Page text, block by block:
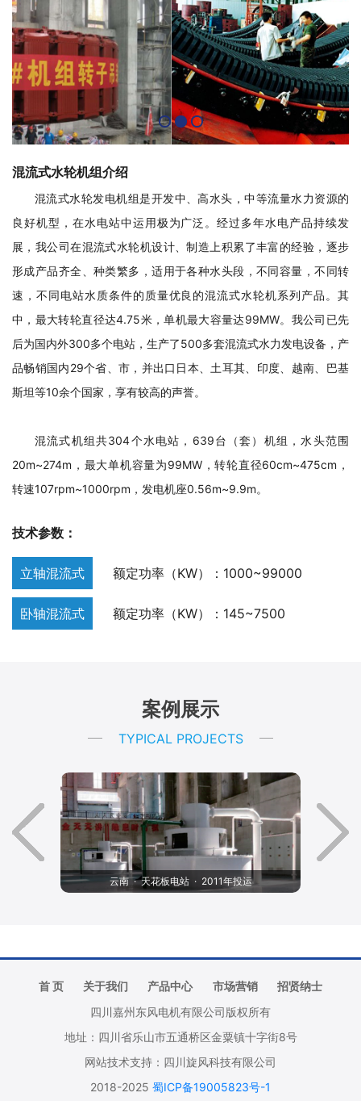
混流式水轮机组介绍
混流式水轮发电机组是开发中、高水头，中等流量水力资源的
良好机型，在水电站中运用极为广泛。经过多年水电产品持续发
展，我公司在混流式水轮机设计、制造上积累了丰富的经验，逐步
形成产品齐全、种类繁多，适用于各种水头段，不同容量，不同转
速，不同电站水质条件的质量优良的混流式水轮机系列产品。其
中，最大转轮直径达4.75米，单机最大容量达99MW。我公司已先
后为国内外300多个电站，生产了500多套混流式水力发电设备，产
品畅销国内29个省、市，并出口日本、土耳其、印度、越南、巴基
斯坦等10余个国家，享有较高的声誉。
混流式机组共304个水电站，639台（套）机组，水头范围
20m~274m，最大单机容量为99MW，转轮直径60cm~475cm，
转速107rpm~1000rpm，发电机座0.56m~9.9m。
技术参数：
立轴混流式 额定功率（KW）：1000~99000
卧轴混流式 额定功率（KW）：145~7500
案例展示
TYPICAL PROJECTS
云南 · 天花板电站 · 2011年投运
首 页 关于我们 产品中心 市场营销
招贤纳士
四川嘉州东风电机有限公司版权所有
地址：四川省乐山市五通桥区金粟镇十字街8号
网站技术支持：四川旋风科技有限公司
2018-2025 蜀ICP备19005823号-1